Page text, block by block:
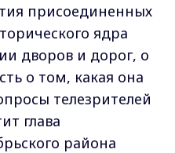
присоединенных
ядра
дворов и дорог, о
о том, какая она
телезрителей
глава
района